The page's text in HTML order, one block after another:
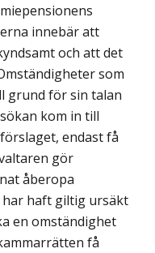
innebär att
och att det
som
grund för sin talan
kom in till
endast få
gör
åberopa
haft giltig ursäkt
en omständighet
få